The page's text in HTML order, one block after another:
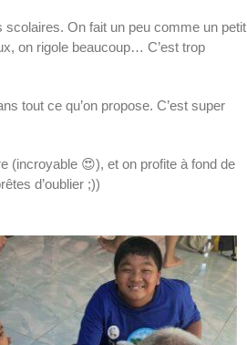
scolaires. On fait un peu comme un petit
on rigole beaucoup… C’est trop
tout ce qu’on propose. C’est super
(incroyable 😍), et on profite à fond de
d’oublier ;))